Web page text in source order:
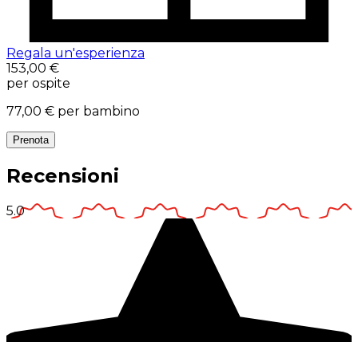
Regala un'esperienza
153,00 €
per ospite
77,00 € per bambino
Prenota
Recensioni
5.0